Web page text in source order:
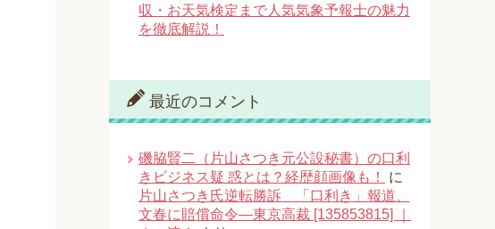
収・お天気検定まで人気気象予報士の魅力
を徹底解説！
最近のコメント
磯脇賢二（片山さつき元公設秘書）の口利
きビジネス疑 惑とは？経歴顔画像も！
に
片山さつき氏逆転勝訴 「口利き」報道、
文春に賠償命令―東京高裁 [135853815] ｜